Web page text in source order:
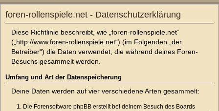
foren-rollenspiele.net - Datenschutzerklärung
Diese Richtlinie beschreibt, wie „foren-rollenspiele.net“
(„http://www.foren-rollenspiele.net“) (im Folgenden „der
Betreiber“) die Daten verwendet, die während deines Foren-
Besuchs gesammelt werden.
Umfang und Art der Datenspeicherung
Deine Daten werden auf vier verschiedene Arten gesammelt:
Die Forensoftware phpBB erstellt bei deinem Besuch des Boards